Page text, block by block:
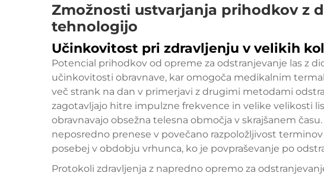
Zmožnosti ustvarjanja prihodkov z
tehnologijo
Učinkovitost pri zdravljenju v velikih
Potencial prihodkov od opreme za odstranjevanje las z
učinkovitosti obravnave, kar omogoča medikalnim
več strank na dan v primerjavi z drugimi metodami
zagotavljajo hitre impulzne frekvence in velike velikosti
obravnavajo obsežna telesna območja v skrajšanem
neposredno prenese v povečano razpoložljivost
posebej v obdobju vrhunca, ko je povpraševanje po
Protokoli zdravljenja z napredno opremo za